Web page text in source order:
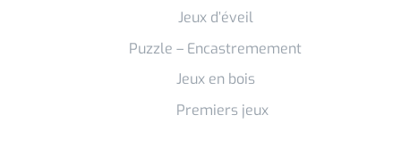
Jeux d’éveil
Puzzle – Encastremement
Jeux en bois
Premiers jeux